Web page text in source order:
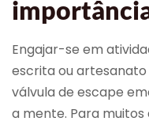
Engajar-se em
escrita ou
válvula de escape
a mente. Para